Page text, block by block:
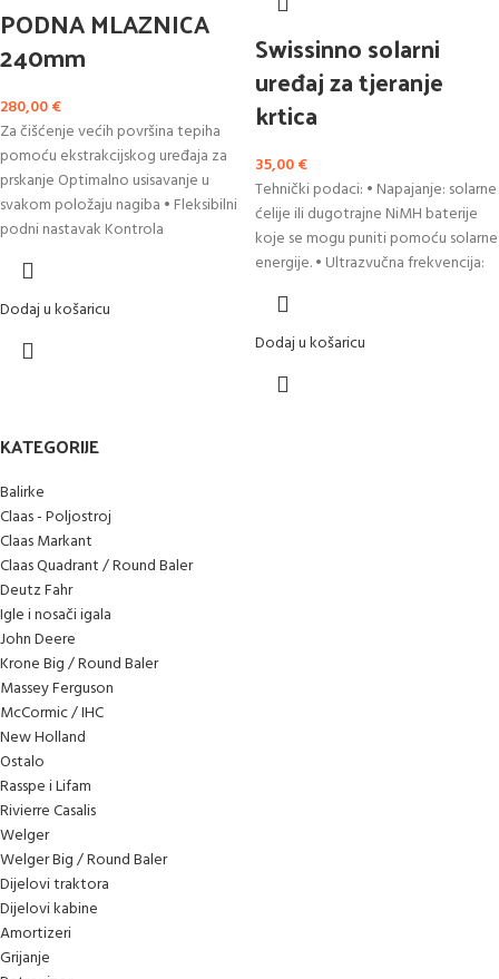
KATEGORIJE
Balirke
Claas - Poljostroj
Claas Markant
Claas Quadrant / Round Baler
Deutz Fahr
Igle i nosači igala
John Deere
Krone Big / Round Baler
Massey Ferguson
McCormic / IHC
New Holland
Ostalo
Rasspe i Lifam
Rivierre Casalis
Welger
Welger Big / Round Baler
Dijelovi traktora
Dijelovi kabine
Amortizeri
Grijanje
PODNA MLAZNICA
240mm
280,00€
Za čišćenje većih površina tepiha
pomoću ekstrakcijskog uređaja za
prskanje Optimalno usisavanje u
svakom položaju nagiba • Fleksibilni
podni nastavak Kontrola
Dodaj u košaricu
Swissinno solarni
uređaj za tjeranje
krtica
35,00€
Tehnički podaci: • Napajanje: solarne
ćelije ili dugotrajne NiMH baterije
koje se mogu puniti pomoću solarne
energije. • Ultrazvučna frekvencija:
Dodaj u košaricu